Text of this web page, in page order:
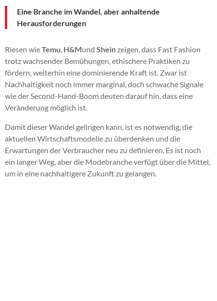
Eine Branche im Wandel, aber anhaltende
Herausforderungen
Riesen wieTemu H&Mund Sheinzeigen, dass Fast Fashion
trotz wachsender Bemühungen, ethischere Praktiken zu
fördern, weiterhin eine dominierende Kraft ist. Zwar ist
Nachhaltigkeit noch immer marginal, doch schwache Signale
wie der Second-Hand-Boom deuten darauf hin, dass eine
Veränderung möglich ist.
Damit dieser Wandel gelingen kann, ist es notwendig, die
aktuellen Wirtschaftsmodelle zu überdenken und die
Erwartungen der Verbraucher neu zu definieren. Es ist noch
ein langer Weg, aber die Modebranche verfügt über die Mittel,
um in eine nachhaltigere Zukunft zu gelangen.